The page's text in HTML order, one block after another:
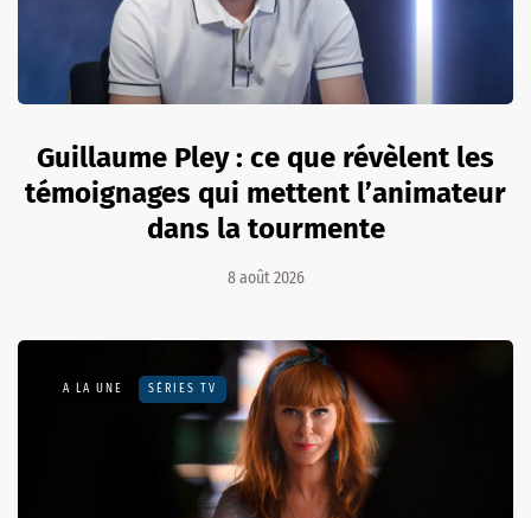
Guillaume Pley : ce que révèlent les
témoignages qui mettent l’animateur
dans la tourmente
8 août 2026
A LA UNE SÉRIES TV